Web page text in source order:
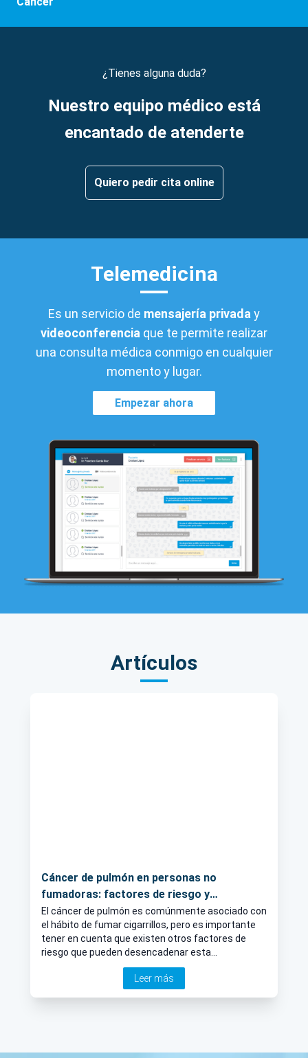
¿Tienes alguna duda?
Nuestro equipo médico está
encantado de atenderte
Quiero pedir cita online
Telemedicina
Es un servicio de mensajería privada y
videoconferencia que te permite realizar
una consulta médica conmigo en cualquier
momento y lugar.
Empezar ahora
Artículos
Cáncer de pulmón en personas no
fumadoras: factores de riesgo y
consideraciones
El cáncer de pulmón es comúnmente asociado con
el hábito de fumar cigarrillos, pero es importante
tener en cuenta que existen otros factores de
riesgo que pueden desencadenar esta
enfermedad, incluso en personas que nunca han
Leer más